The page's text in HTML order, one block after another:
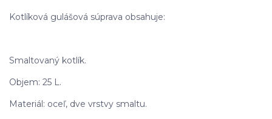
Kotlíková gulášová súprava obsahuje:
Smaltovaný kotlík.
Objem: 25 L.
Materiál: oceľ, dve vrstvy smaltu.